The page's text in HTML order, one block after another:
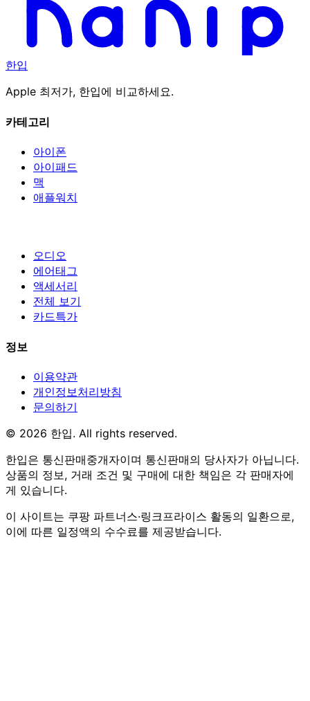
한입
Apple 최저가, 한입에 비교하세요.
카테고리
아이폰
아이패드
맥
애플워치
오디오
에어태그
액세서리
전체 보기
카드특가
정보
이용약관
개인정보처리방침
문의하기
© 2026 한입. All rights reserved.
한입은 통신판매중개자이며 통신판매의 당사자가 아닙니다.
상품의 정보, 거래 조건 및 구매에 대한 책임은 각 판매자에
게 있습니다.
이 사이트는 쿠팡 파트너스·링크프라이스 활동의 일환으로,
이에 따른 일정액의 수수료를 제공받습니다.